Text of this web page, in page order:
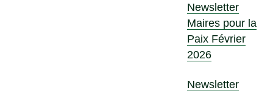
Newsletter
Maires pour la
Paix Février
2026
Newsletter